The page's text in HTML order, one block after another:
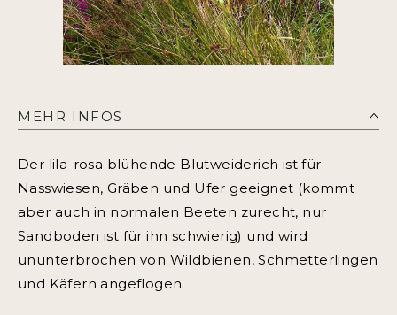
MEHR INFOS
Der lila-rosa blühende Blutweiderich ist für
Nasswiesen, Gräben und Ufer geeignet (kommt
aber auch in normalen Beeten zurecht, nur
Sandboden ist für ihn schwierig) und wird
ununterbrochen von Wildbienen, Schmetterlingen
und Käfern angeflogen.